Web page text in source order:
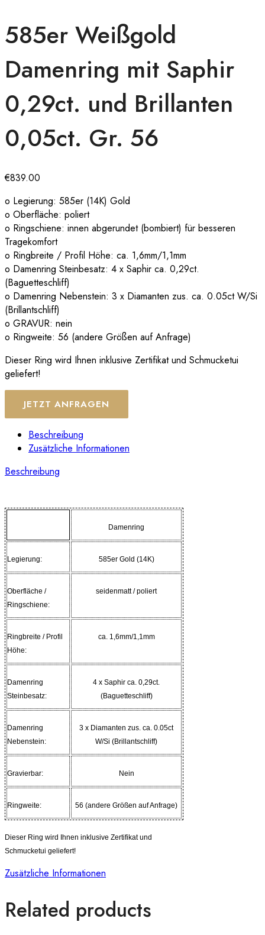
585er Weißgold
Damenring mit Saphir
0,29ct. und Brillanten
0,05ct. Gr. 56
€839.00
o Legierung: 585er (14K) Gold
o Oberfläche: poliert
o Ringschiene: innen abgerundet (bombiert) für besseren
Tragekomfort
o Ringbreite / Profil Höhe: ca. 1,6mm/1,1mm
o Damenring Steinbesatz: 4 x Saphir ca. 0,29ct.
(Baguetteschliff)
o Damenring Nebenstein: 3 x Diamanten zus. ca. 0.05ct W/Si
(Brillantschliff)
o GRAVUR: nein
o Ringweite: 56 (andere Größen auf Anfrage)
Dieser Ring wird Ihnen inklusive Zertifikat und Schmucketui
geliefert!
JETZT ANFRAGEN
Beschreibung
Zusätzliche Informationen
Beschreibung
Damenring
Legierung: 585er Gold (14K)
Oberfläche /
Ringschiene:
seidenmatt / poliert
Ringbreite / Profil
Höhe:
ca. 1,6mm/1,1mm
Damenring
Steinbesatz:
4 x Saphir ca. 0,29ct.
(Baguetteschliff)
Damenring
Nebenstein:
3 x Diamanten zus. ca. 0.05ct
W/Si (Brillantschliff)
Gravierbar: Nein
Ringweite: 56 (andere Größen auf Anfrage)
Dieser Ring wird Ihnen inklusive Zertifikat und
Schmucketui geliefert!
Zusätzliche Informationen
Related products